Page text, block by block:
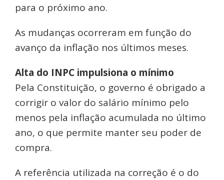
para o próximo ano.
As mudanças ocorreram em função do
avanço da inflação nos últimos meses.
Alta do INPC impulsiona o mínimo
Pela Constituição, o governo é obrigado a
corrigir o valor do salário mínimo pelo
menos pela inflação acumulada no último
ano, o que permite manter seu poder de
compra.
A referência utilizada na correção é o do